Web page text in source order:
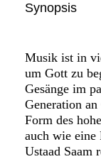
Synopsis
Musik ist in
um Gott zu
Gesänge im
Generation
Form des
auch wie
Ustaad Saam